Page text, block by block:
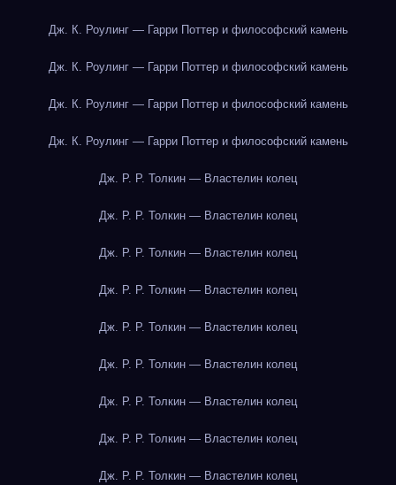
Дж. К. Роулинг — Гарри Поттер и философский камень
Дж. К. Роулинг — Гарри Поттер и философский камень
Дж. К. Роулинг — Гарри Поттер и философский камень
Дж. К. Роулинг — Гарри Поттер и философский камень
Дж. Р. Р. Толкин — Властелин колец
Дж. Р. Р. Толкин — Властелин колец
Дж. Р. Р. Толкин — Властелин колец
Дж. Р. Р. Толкин — Властелин колец
Дж. Р. Р. Толкин — Властелин колец
Дж. Р. Р. Толкин — Властелин колец
Дж. Р. Р. Толкин — Властелин колец
Дж. Р. Р. Толкин — Властелин колец
Дж. Р. Р. Толкин — Властелин колец